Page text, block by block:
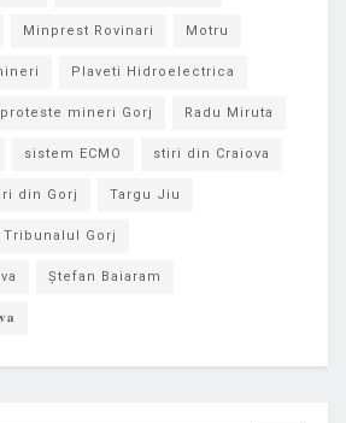
Minprest Rovinari Motru
Plaveti Hidroelectrica
proteste mineri Gorj Radu Miruta
sistem ECMO stiri din Craiova
din Gorj Targu Jiu
Tribunalul Gorj
Ștefan Baiaram